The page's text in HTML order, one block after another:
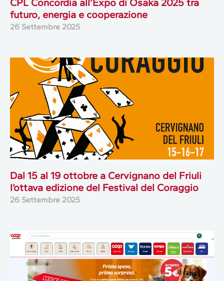
CPL Concordia all’Expo di Osaka 2025 tra
futuro, energia e cooperazione
26 Settembre 2025
Dal 15 al 19 ottobre a Cervignano del Friuli
l’ottava edizione del Festival del Coraggio
26 Settembre 2025